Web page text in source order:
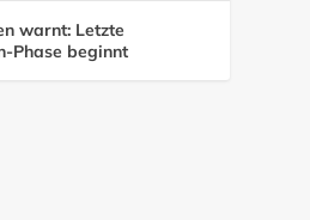
warnt: Letzte
Phase beginnt